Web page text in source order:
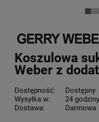
Koszulowa
Weber z
Dostępność:
Dostępny
Wysyłka w:
24 godziny
Dostawa:
Darmowa
Cena nie zawiera